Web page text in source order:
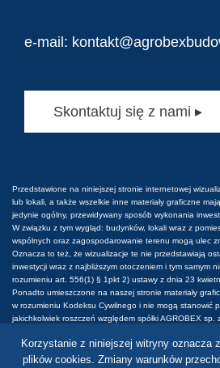
e-mail:
Skontaktuj się z nami ▸
Przedstawione na niniejszej stronie internetowej
lub lokali, a także wszelkie inne materiały graficzne
jedynie ogólny, przewidywany sposób wykonania
W związku z tym wygląd: budynków, lokali wraz z
wspólnych oraz zagospodarowanie terenu mogą ulec
Oznacza to też, że wizualizacje te nie przedstawiają
inwestycji wraz z najbliższym otoczeniem i tym samym
rozumieniu art. 556(1) § 1pkt 2) ustawy z dnia 23
Ponadto umieszczone na naszej stronie materiały
w rozumieniu Kodeksu Cywilnego i nie mogą stanowić
jakichkolwiek roszczeń względem spółki AGROBEX sp.
rozpowszechniania wszelkich danych i materiałów
internetowej podlegają w szczególności przepisom
Korzystanie z niniejszej witryny oznacza
plików cookies. Zmiany warunków